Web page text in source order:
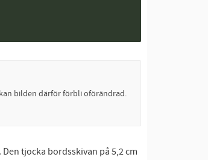
bilden därför förbli oförändrad.
tjocka bordsskivan på 5,2 cm